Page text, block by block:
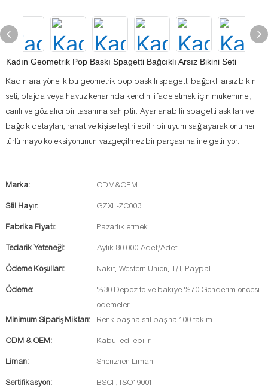
Kadın Geometrik Pop Baskı Spagetti Bağcıklı Arsız Bikini Seti
Kadınlara yönelik bu geometrik pop baskılı spagetti bağcıklı arsız bikini
seti, plajda veya havuz kenarında kendini ifade etmek için mükemmel,
canlı ve göz alıcı bir tasarıma sahiptir. Ayarlanabilir spagetti askıları ve
bağcık detayları, rahat ve kişiselleştirilebilir bir uyum sağlayarak onu her
türlü mayo koleksiyonunun vazgeçilmez bir parçası haline getiriyor.
Marka: ODM&OEM
Stil Hayır: GZXL-ZC003
Fabrika Fiyatı: Pazarlık etmek
Tedarik Yeteneği: Aylık 80.000 Adet/Adet
Ödeme Koşulları: Nakit, Western Union, T/T, Paypal
Ödeme:
%30 Depozito ve bakiye %70 Gönderim öncesi
ödemeler
Minimum Sipariş Miktarı:
Renk başına stil başına 100 takım
ODM & OEM: Kabul edilebilir
Liman: Shenzhen Limanı
Sertifikasyon: BSCI , ISO19001